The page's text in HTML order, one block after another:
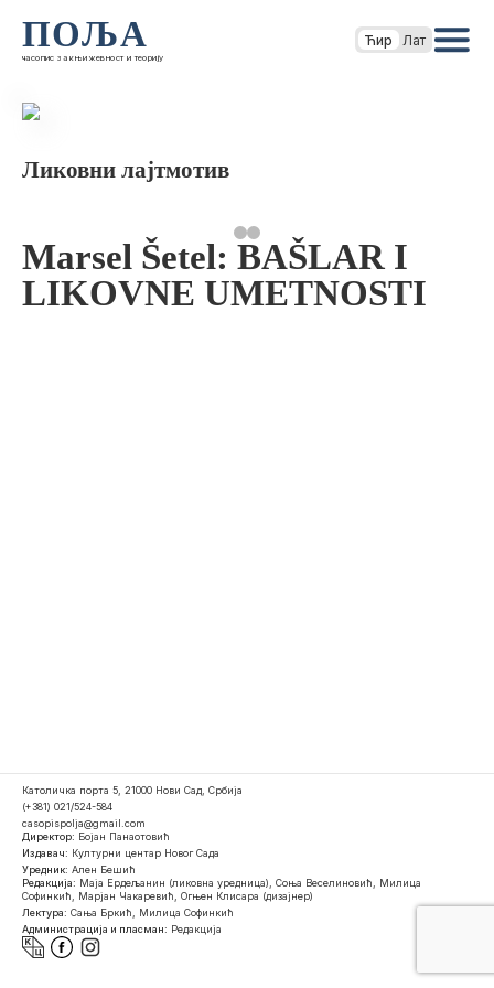
ПОЉА
часопис за књижевност и теорију
Ћир Лат
Ликовни лајтмотив
Marsel Šetel: BAŠLAR I
LIKOVNE UMETNOSTI
Католичка порта 5, 21000 Нови Сад, Србија
(+381) 021/524-584
casopispolja@gmail.com
Директор: Бојан Панаотовић
Издавач: Културни центар Новог Сада
Уредник: Ален Бешић
Редакција: Маја Ердељанин (ликовна уредница), Соња Веселиновић, Милица
Софинкић, Марјан Чакаревић, Огњен Клисара (дизајнер)
Лектура: Сања Бркић, Милица Софинкић
Администрација и пласман: Редакција